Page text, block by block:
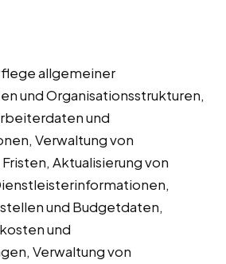
allgemeiner
und Organisationsstrukturen,
und
Verwaltung von
Aktualisierung von
und Budgetdaten,
und
Verwaltung von